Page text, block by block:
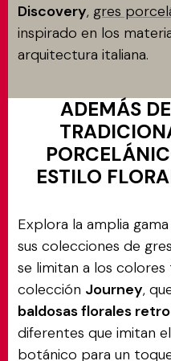
Discovery, gres
inspirado en los
arquitectura italiana.
ADEMÁS
ESTILO
Explora la amplia
sus colecciones de
se limitan a los
colección Journey,
baldosas florales
diferentes que imitan
botánico para un